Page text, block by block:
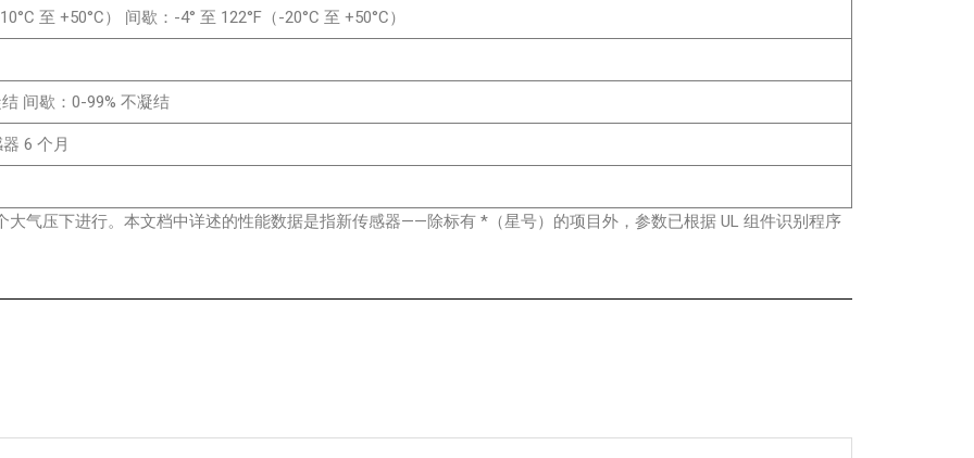
至 +50°C） 间歇：-4° 至 122°F（-20°C 至 +50°C）
间歇：0-99% 不凝结
6 个月
大气压下进行。本文档中详述的性能数据是指新传感器——除标有 *（星号）的项目外，参数已根据 UL 组件识别程序